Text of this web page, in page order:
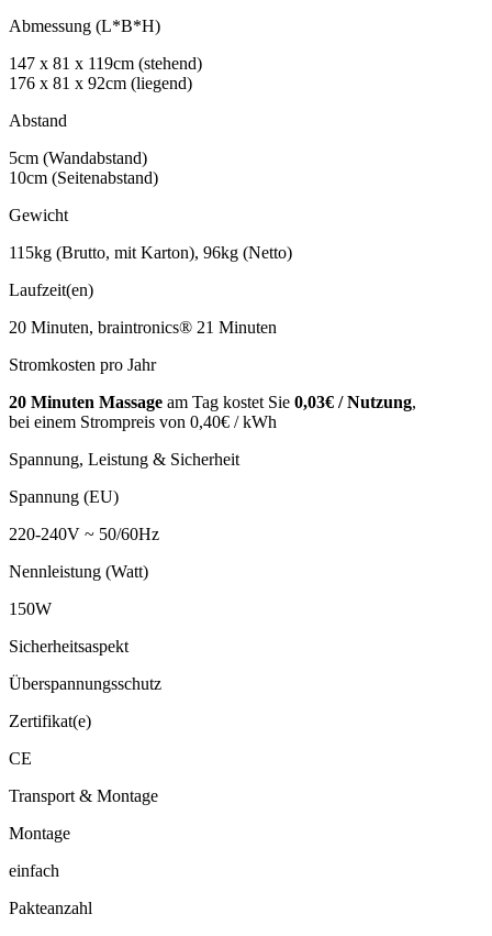
Abmessung (L*B*H)
147 x 81 x 119cm (stehend)
176 x 81 x 92cm (liegend)
Abstand
5cm (Wandabstand)
10cm (Seitenabstand)
Gewicht
115kg (Brutto, mit Karton), 96kg (Netto)
Laufzeit(en)
20 Minuten, braintronics® 21 Minuten
Stromkosten pro Jahr
20 Minuten Massage am Tag kostet Sie 0,03€ / Nutzung,
bei einem Strompreis von 0,40€ / kWh
Spannung, Leistung & Sicherheit
Spannung (EU)
220-240V ~ 50/60Hz
Nennleistung (Watt)
150W
Sicherheitsaspekt
Überspannungsschutz
Zertifikat(e)
CE
Transport & Montage
Montage
einfach
Pakteanzahl